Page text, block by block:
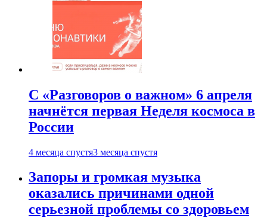
С «Разговоров о важном» 6 апреля
начнётся первая Неделя космоса в
России
4 месяца спустя3 месяца спустя
Запоры и громкая музыка
оказались причинами одной
серьезной проблемы со здоровьем